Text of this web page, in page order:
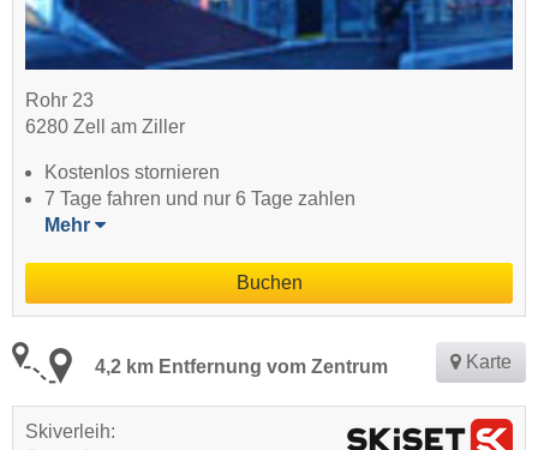
Rohr 23
6280 Zell am Ziller
Kostenlos stornieren
7 Tage fahren und nur 6 Tage zahlen
Mehr
Buchen
4,2 km Entfernung vom Zentrum Karte
Skiverleih: